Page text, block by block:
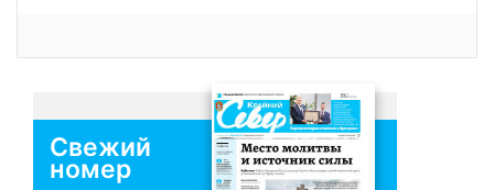
Свежий
номер